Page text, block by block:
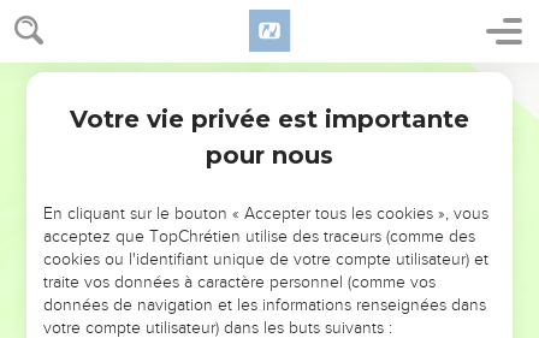
NE MANQUEZ PAS L’ÉVÉNEMENT
DE L’ANNÉE !
ET SI LEURS ERREURS POUVAIENT VOUS ÉVITER LES
VOTRES ?
Votre vie privée est importante
pour nous
En cliquant sur le bouton « Accepter tous les cookies », vous
acceptez que TopChrétien utilise des traceurs (comme des
cookies ou l'identifiant unique de votre compte utilisateur) et
traite vos données à caractère personnel (comme vos
données de navigation et les informations renseignées dans
votre compte utilisateur) dans les buts suivants :